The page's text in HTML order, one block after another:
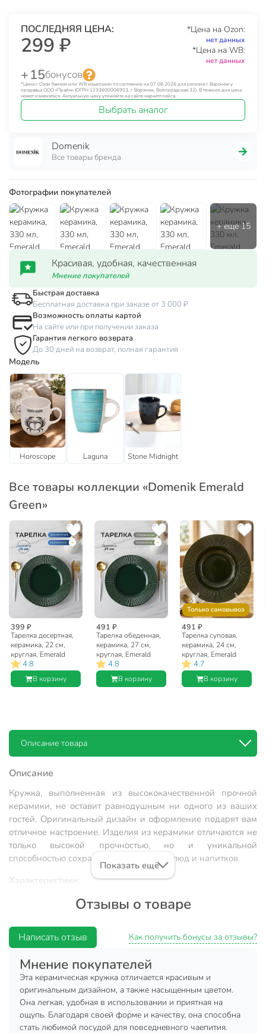
ПОСЛЕДНЯЯ ЦЕНА:
299 ₽
*Цена на Ozon:
нет данных
*Цена на WB:
нет данных
+ 15бонусов
*Цена с Озон банком или WB кошельком по состоянию на 07.08.2026 для региона г. Воронеж у
продавца ООО «Прайм» (ОГРН 1233600006903, г. Воронеж, Волгоградская 32). В течение дня цена
может изменяться. Актуальную цену уточняйте на сайте маркетплейса.
Выбрать аналог
Domenik
Все товары бренда
Фотографии покупателей
Красивая, удобная, качественная
Мнение покупателей
Быстрая доставка
Бесплатная доставка при заказе от 3 000 ₽
Возможность оплаты картой
На сайте или при получении заказа
Гарантия легкого возврата
До 30 дней на возврат, полная гарантия
Модель
Horoscope Laguna Stone Midnight
Все товары коллекции «Domenik Emerald
Green»
399 ₽
Тарелка десертная,
керамика, 22 см,
круглая, Emerald
Green, Domenik,
DMD033
4.8
В корзину
491 ₽
Тарелка обеденная,
керамика, 27 см,
круглая, Emerald
Green, Domenik,
DMD031
4.8
В корзину
Только самовывоз
491 ₽
Тарелка суповая,
керамика, 24 см,
круглая, Emerald
Green, Domenik,
DMD032
4.7
В корзину
Описание товара
Описание
Кружка, выполненная из высококачественной прочной
керамики, не оставит равнодушным ни одного из ваших
гостей. Оригинальный дизайн и оформление подарят вам
отличное настроение. Изделия из керамики отличаются не
только высокой прочностью, но и уникальной
способностью сохранять температуру блюд и напитков.
Характеристики:
Материал: керамика.
Высота: 10 см.
Диаметр верха: 9 см.
Цвет: зеленый.
На внешней стороне дна имеется логотип бренда.
Вы можете приобрести «Кружка керамика, 330 мл, Emerald
Показать ещё
Отзывы о товаре
Написать отзыв Как получить бонусы за отзывы?
Мнение покупателей
Эта керамическая кружка отличается красивым и
оригинальным дизайном, а также насыщенным цветом.
Она легкая, удобная в использовании и приятная на
ощупь. Благодаря своей форме и качеству, она способна
стать любимой посудой для повседневного чаепития.